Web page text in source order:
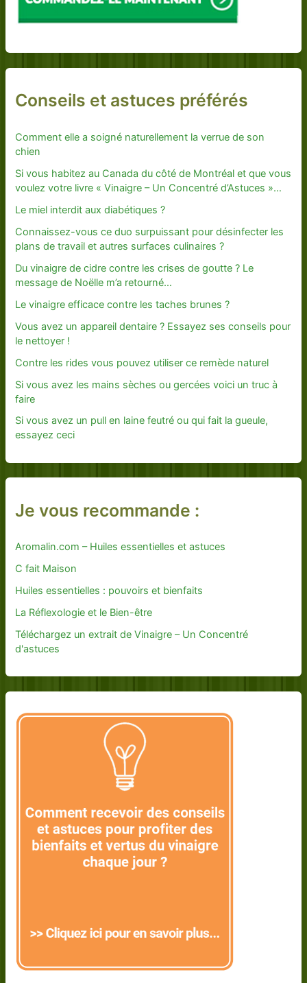
Conseils et astuces préférés
Comment elle a soigné naturellement la verrue de son
chien
Si vous habitez au Canada du côté de Montréal et que vous
voulez votre livre « Vinaigre – Un Concentré d’Astuces »…
Le miel interdit aux diabétiques ?
Connaissez-vous ce duo surpuissant pour désinfecter les
plans de travail et autres surfaces culinaires ?
Du vinaigre de cidre contre les crises de goutte ? Le
message de Noëlle m’a retourné…
Le vinaigre efficace contre les taches brunes ?
Vous avez un appareil dentaire ? Essayez ses conseils pour
le nettoyer !
Contre les rides vous pouvez utiliser ce remède naturel
Si vous avez les mains sèches ou gercées voici un truc à
faire
Si vous avez un pull en laine feutré ou qui fait la gueule,
essayez ceci
Je vous recommande :
Aromalin.com – Huiles essentielles et astuces
C fait Maison
Huiles essentielles : pouvoirs et bienfaits
La Réflexologie et le Bien-être
Téléchargez un extrait de Vinaigre – Un Concentré
d'astuces